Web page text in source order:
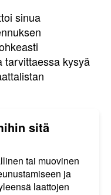
sinua
tarvittaessa kysyä
sitä
tai muovinen
ja
laattojen